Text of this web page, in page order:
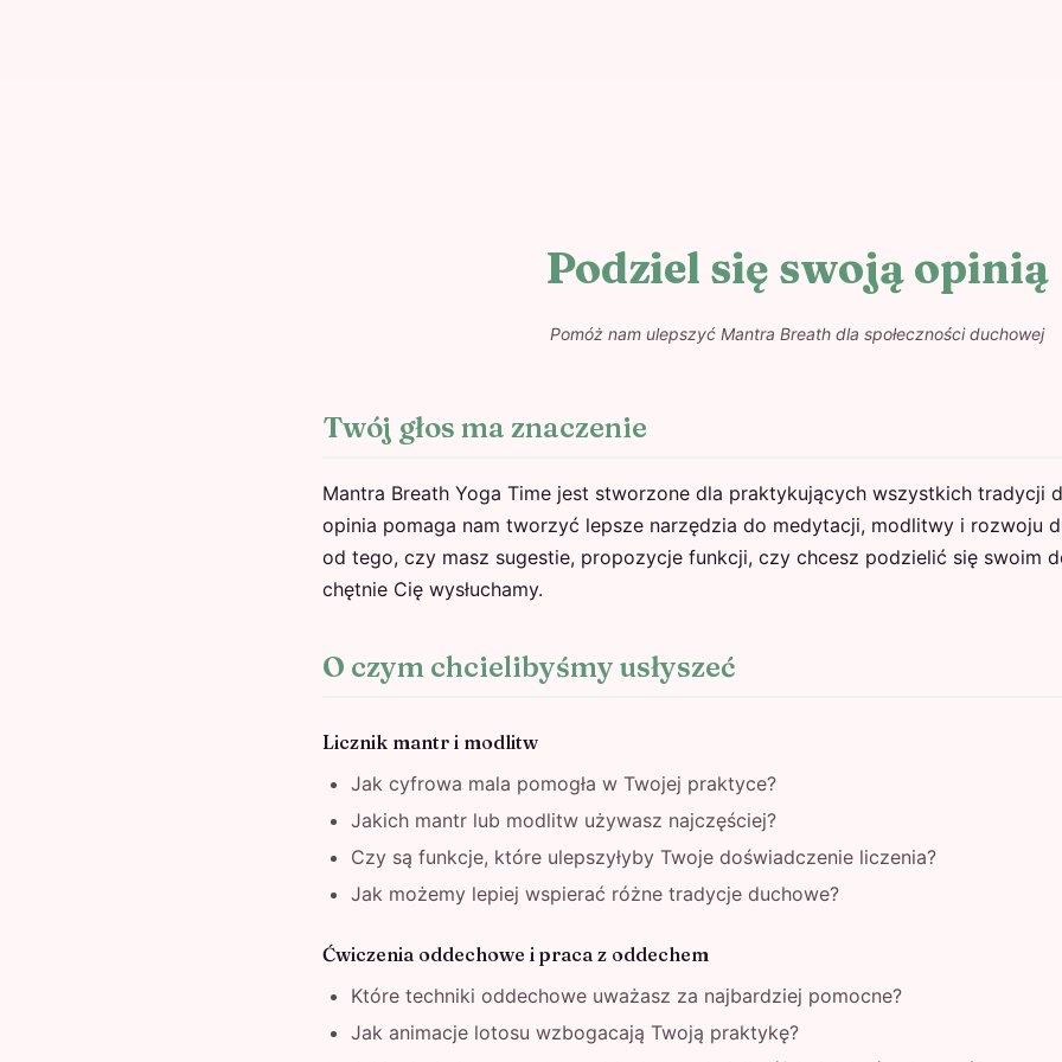
Podziel się swoją opinią
Pomóż nam ulepszyć Mantra Breath dla społeczności duchowej
Twój głos ma znaczenie
Mantra Breath Yoga Time jest stworzone dla praktykujących wszystkich tradycji
opinia pomaga nam tworzyć lepsze narzędzia do medytacji, modlitwy i rozwoju
od tego, czy masz sugestie, propozycje funkcji, czy chcesz podzielić się swoim
chętnie Cię wysłuchamy.
O czym chcielibyśmy usłyszeć
Licznik mantr i modlitw
Jak cyfrowa mala pomogła w Twojej praktyce?
Jakich mantr lub modlitw używasz najczęściej?
Czy są funkcje, które ulepszyłyby Twoje doświadczenie liczenia?
Jak możemy lepiej wspierać różne tradycje duchowe?
Ćwiczenia oddechowe i praca z oddechem
Które techniki oddechowe uważasz za najbardziej pomocne?
Jak animacje lotosu wzbogacają Twoją praktykę?